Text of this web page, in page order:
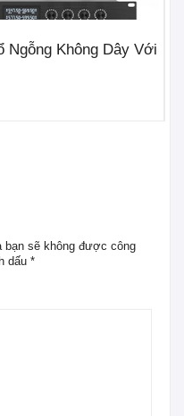
Ngỗng Không Dây Với
bạn sẽ không được công
dấu *